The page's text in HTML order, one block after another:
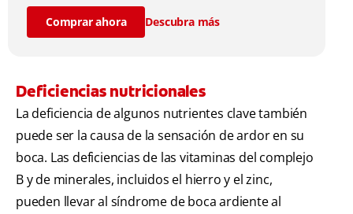
Comprar ahora Descubra más
Deficiencias nutricionales
La deficiencia de algunos nutrientes clave también
puede ser la causa de la sensación de ardor en su
boca. Las deficiencias de las vitaminas del complejo
B y de minerales, incluidos el hierro y el zinc,
pueden llevar al síndrome de boca ardiente al